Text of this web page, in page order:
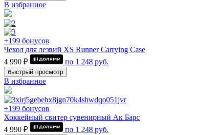
В избранное
+199 бонусов
Чехол для лезвий XS Runner Carrying Case
4 990 ₽
по 1 248 руб.
быстрый просмотр
В избранное
+199 бонусов
Хоккейный свитер сувенирный Ак Барс
4 990 ₽
по 1 248 руб.